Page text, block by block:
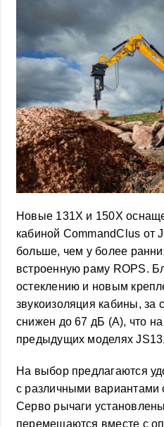
Новые 131X и 150X
кабиной CommandClus от
больше, чем у более
встроенную раму ROPS.
остеклению и новым
звукоизоляция кабины, за
снижен до 67 дБ (А), что
предыдущих моделях
На выбор предлагаются
с различными вариантами
Серво рычаги
перемещаются вместе с